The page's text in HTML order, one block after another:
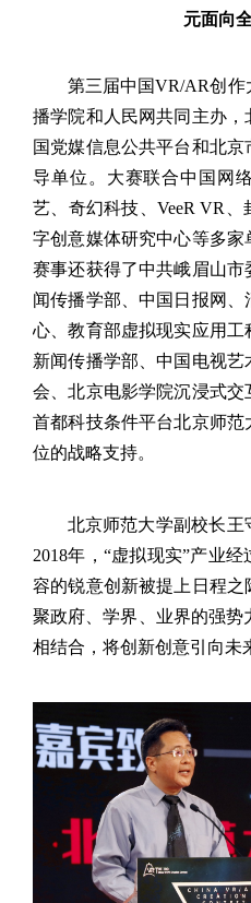
元面向
第三届中国VR/AR创作
播学院和人民网共同主办
国党媒信息公共平台和北
导单位。大赛联合中国网
艺、奇幻科技、 VeeR VR
字创意媒体研究中心等多
赛事还获得了中共峨眉山
闻传播学部、中国日报网
心、教育部虚拟现实应用
新闻传播学部、中国电视
会、北京电影学院沉浸式交
首都科技条件平台北京师
位的战略支持。
北京师范大学副校长王
2018年，“虚拟现实”产业
容的锐意创新被提上日程
聚政府、学界、业界的强势
相结合，将创新创意引向未